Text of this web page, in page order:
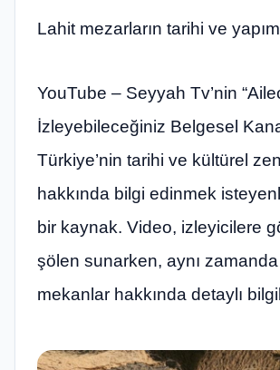
Lahit mezarların tarihi ve
YouTube – Seyyah Tv’nin
İzleyebileceğiniz Belgesel
Türkiye’nin tarihi ve kültürel
hakkında bilgi edinmek
bir kaynak. Video, izleyicilere
şölen sunarken, aynı
mekanlar hakkında detaylı